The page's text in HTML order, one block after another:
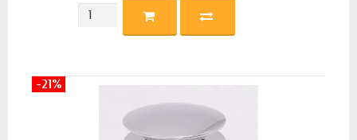
-21%